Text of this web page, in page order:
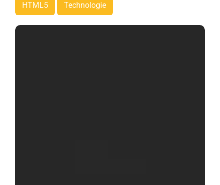
HTML5 Technologie